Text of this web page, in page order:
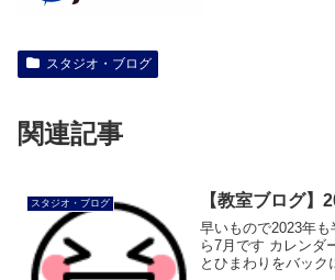
スタジオ・ブログ
関連記事
スタジオ・ブログ 【教室ブログ】
早いもので2023年
ら7月です カレンダ
とひまわりをバック